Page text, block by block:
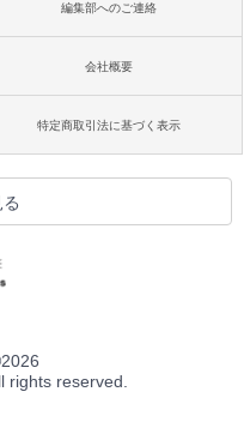
編集部へのご連絡
会社概要
特定商取引法に基づく表示
2026
rights reserved.